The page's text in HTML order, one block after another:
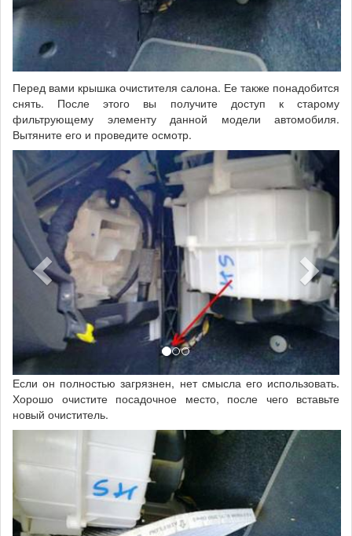
Перед вами крышка очистителя салона. Ее также понадобится
снять. После этого вы получите доступ к старому
фильтрующему элементу данной модели автомобиля.
Вытяните его и проведите осмотр.
Если он полностью загрязнен, нет смысла его использовать.
Хорошо очистите посадочное место, после чего вставьте
новый очиститель.